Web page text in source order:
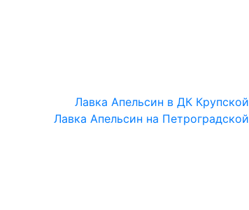
Лавка Апельсин в ДК Крупской
Лавка Апельсин на Петроградской